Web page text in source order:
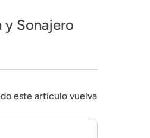
y Sonajero
este artículo vuelva